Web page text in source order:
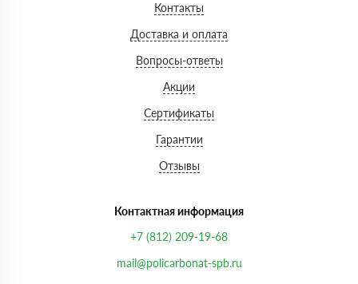
Контакты
Доставка и оплата
Вопросы-ответы
Акции
Сертификаты
Гарантии
Отзывы
Контактная информация
+7 (812) 209-19-68
mail@policarbonat-spb.ru